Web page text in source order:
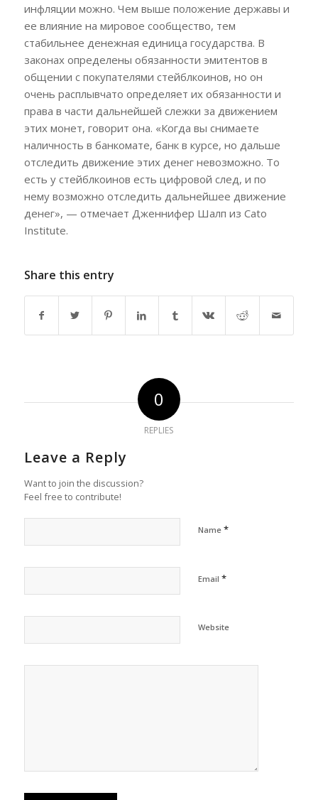
инфляции можно. Чем выше положение державы и
ее влияние на мировое сообщество, тем
стабильнее денежная единица государства. В
законах определены обязанности эмитентов в
общении с покупателями стейблкоинов, но он
очень расплывчато определяет их обязанности и
права в части дальнейшей слежки за движением
этих монет, говорит она. «Когда вы снимаете
наличность в банкомате, банк в курсе, но дальше
отследить движение этих денег невозможно. То
есть у стейблкоинов есть цифровой след, и по
нему возможно отследить дальнейшее движение
денег», — отмечает Дженнифер Шалп из Cato
Institute.
Share this entry
0
REPLIES
Leave a Reply
Want to join the discussion?
Feel free to contribute!
Name *
Email *
Website